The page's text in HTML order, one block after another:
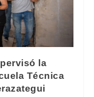
la
Técnica